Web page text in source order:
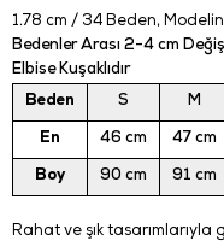
1.78 cm / 34 Beden,
Bedenler Arası 2-4 cm
Elbise Kuşaklıdır
Beden
S M
En 46 cm 47 cm
Boy 90 cm 91 cm
Rahat ve şık tasarımlarıyla